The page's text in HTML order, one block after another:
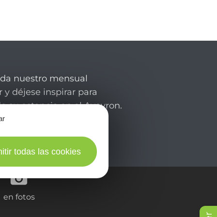
nuestro mensual
y déjese inspirar para
su estancia en el Aveyron.
en fotos
todas las cookies